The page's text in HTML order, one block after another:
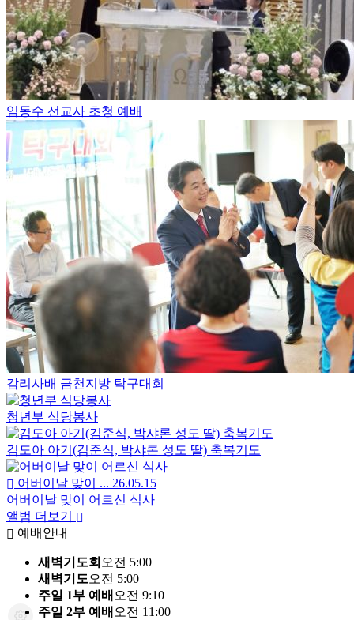
임동수 선교사 초청 예배
감리사배 금천지방 탁구대회
청년부 식당봉사
김도아 아기(김준식, 박샤론 성도 딸) 축복기도
어버이날 맞이 ... 26.05.15
어버이날 맞이 어르신 식사
앨범 더보기
예배안내
새벽기도회 오전 5:00
새벽기도오전 5:00
주일 1부 예배 오전 9:10
주일 2부 예배 오전 11:00